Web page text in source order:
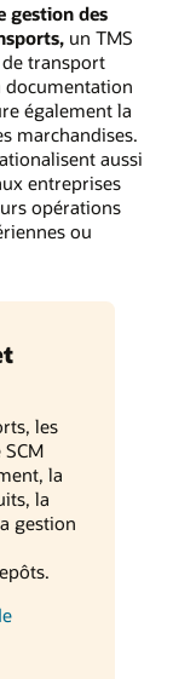
gestion des
un TMS
transport
également la
marchandises.
aussi
entreprises
opérations
ou
les
la
la
gestion